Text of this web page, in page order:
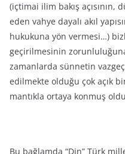
(içtimai ilim bakış
eden vahye dayalı akıl
hukukuna yön vermesi…)
geçirilmesinin
zamanlarda sünnetin
edilmekte olduğu çok açık
mantıkla ortaya konmuş
Bu bağlamda “Din” Türk